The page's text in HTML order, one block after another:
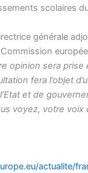
scolaires
générale
opinion sera prise
fera l’objet
et de
voyez, votre voix
actualite/